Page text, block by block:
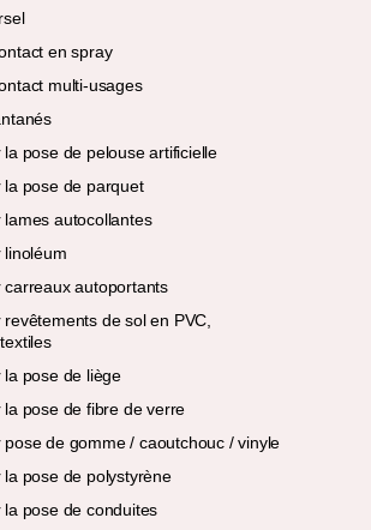
en spray
multi-usages
pose de pelouse artificielle
la pose de parquet
autocollantes
linoléum
carreaux autoportants
de sol en PVC,
pose de liège
la pose de fibre de verre
pose de gomme / caoutchouc / vinyle
la pose de polystyrène
pose de conduites